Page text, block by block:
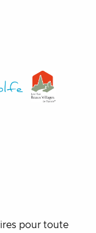
pour toute